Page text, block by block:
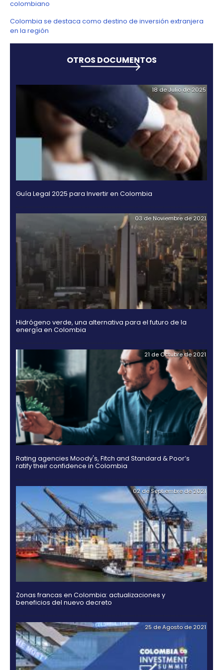
Beneficios tributarios y
tributarios, como la reducción del impuesto sobre
igual manera, los inversionistas tienen la
aprovechar los acuerdos comerciales que
suscrito con más de 60 países; por lo que pueden
nuevos mercados, aumentar la cantidad y
exportaciones y mejorar la calidad de sus
productivos.
Estos factores han ayudado al país a consolidarse
destino de inversión para los interesados en
componente tecnológico, como el caso de los
software.
Explore el
mapa de oportunidades de inversión en
únase a empresas de la talla de IBM, Telefónica,
Century Link, las cuales ya le han apostado al país
importante centro para la expansión de sus
la región.
También le puede interesar:
Reclutamiento de personal calificado una apuesta
Colombia se destaca como destino de inversión
en la región
OTROS DOCUMENTOS
18 de
Guía Legal 2025 para Invertir en Colombia